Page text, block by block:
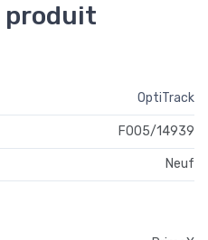
produit
OptiTrack
F005/14939
Neuf